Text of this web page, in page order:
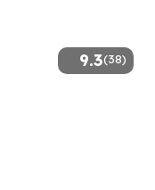
9.3(38)